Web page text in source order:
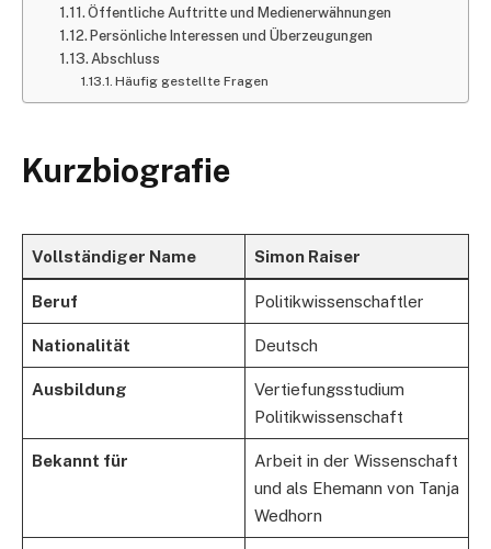
Öffentliche Auftritte und Medienerwähnungen
Persönliche Interessen und Überzeugungen
Abschluss
Häufig gestellte Fragen
Kurzbiografie
Vollständiger Name Simon Raiser
Beruf Politikwissenschaftler
Nationalität Deutsch
Ausbildung
Vertiefungsstudium
Politikwissenschaft
Bekannt für
Arbeit in der Wissenschaft
und als Ehemann von Tanja
Wedhorn